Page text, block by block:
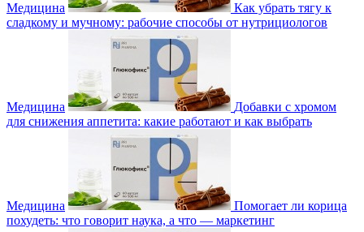
Медицина
Как убрать тягу к
сладкому и мучному: рабочие способы от нутрициологов
Медицина
Добавки с хромом
для снижения аппетита: какие работают и как выбрать
Медицина
Помогает ли корица
похудеть: что говорит наука, а что — маркетинг